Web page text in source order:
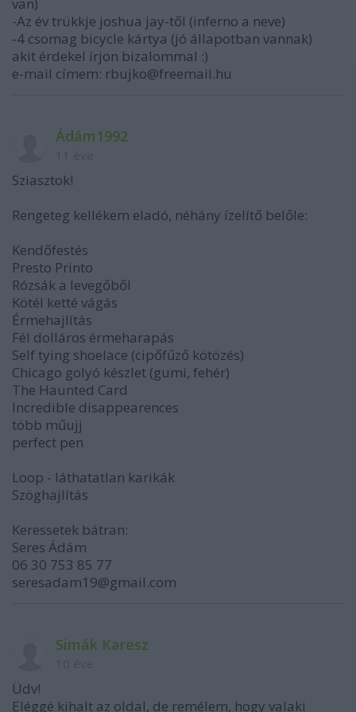
-Az év trükkje joshua jay-től (inferno a neve)
-4 csomag bicycle kártya (jó állapotban vannak)
akit érdekel írjon bizalommal :)
e-mail címem: rbujko@freemail.hu
Ádám1992
Sziasztok!
Rengeteg kellékem eladó, néhány ízelítő belőle:
Kendőfestés
Presto Printo
Rózsák a levegőből
Kötél ketté vágás
Érmehajlítás
Fél dolláros érmeharapás
Self tying shoelace (cipőfűző kötözés)
Chicago golyó készlet (gumi, fehér)
The Haunted Card
Incredible disappearences
több műujj
perfect pen
Loop - láthatatlan karikák
Szöghajlítás
Keressetek bátran:
Seres Ádám
06 30 753 85 77
seresadam19@gmail.com
Simák Karesz
Üdv!
Eléggé kihalt az oldal, de remélem, hogy valaki